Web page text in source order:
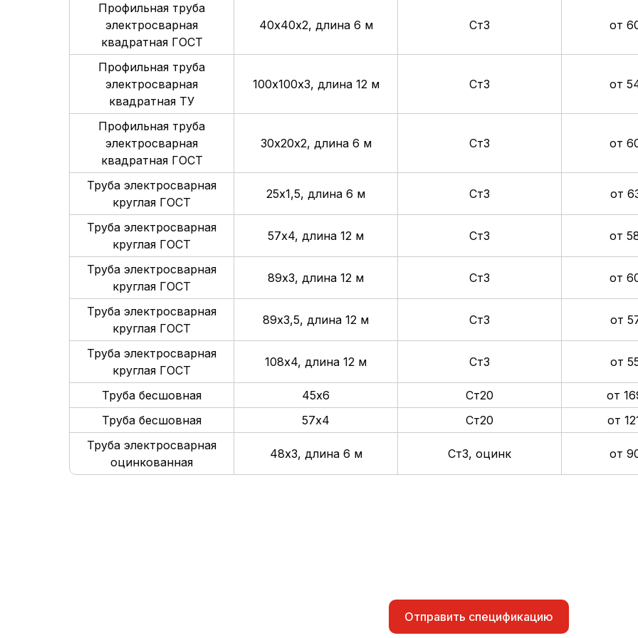
Профильная труба
электросварная
квадратная ГОСТ
40х40х2, длина 6 м Ст3 от
Профильная труба
электросварная
квадратная ТУ
100х100х3, длина 12 м Ст3 от
Профильная труба
электросварная
квадратная ГОСТ
30х20х2, длина 6 м Ст3 от
Труба электросварная
круглая ГОСТ
25х1,5, длина 6 м Ст3 от
Труба электросварная
круглая ГОСТ
57х4, длина 12 м Ст3 от
Труба электросварная
круглая ГОСТ
89х3, длина 12 м Ст3 от
Труба электросварная
круглая ГОСТ
89х3,5, длина 12 м Ст3 от
Труба электросварная
круглая ГОСТ
108х4, длина 12 м Ст3 от
Труба бесшовная 45х6 Ст20
от
Труба бесшовная
57х4 Ст20
от
Труба электросварная
оцинкованная
48х3, длина 6 м Ст3, оцинк от
Отправить спецификацию